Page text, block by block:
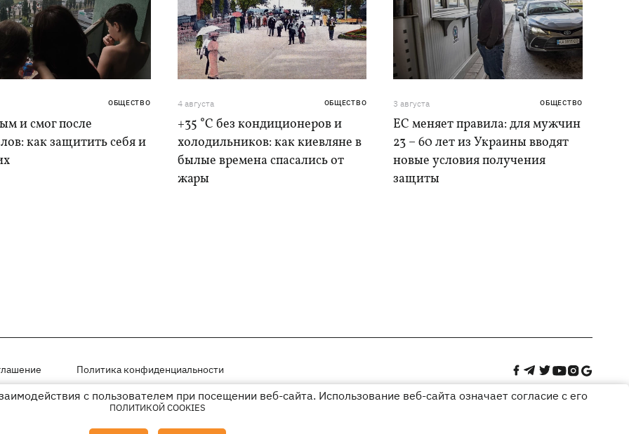
ОБЩЕСТВО
и смог после
как защитить себя и
4 августа ОБЩЕСТВО
+35 °C без кондиционеров и
холодильников: как киевляне в
былые времена спасались от
жары
3 августа ОБЩЕСТВО
ЕС меняет правила: для мужчин
23 – 60 лет из Украины вводят
новые условия получения
защиты
Политика конфиденциальности
на правах рекламыс пользователем при посещении веб-сайта. Использование веб-сайта означает согласие с его
ПОЛИТИКОЙ COOKIES